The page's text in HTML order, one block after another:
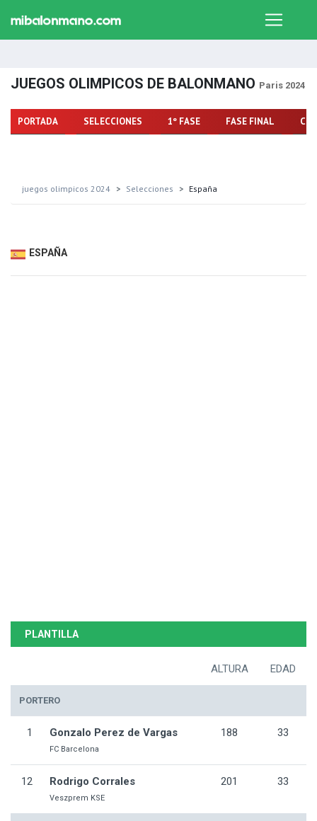
JUEGOS OLIMPICOS DE BALONMANO Paris 2024
PORTADA SELECCIONES 1º FASE FASE FINAL
juegos olimpicos 2024 Selecciones España
ESPAÑA
PLANTILLA
ALTURA EDAD
PORTERO
1 Gonzalo Perez de Vargas
FC Barcelona
188 33
12 Rodrigo Corrales
Veszprem KSE
201 33